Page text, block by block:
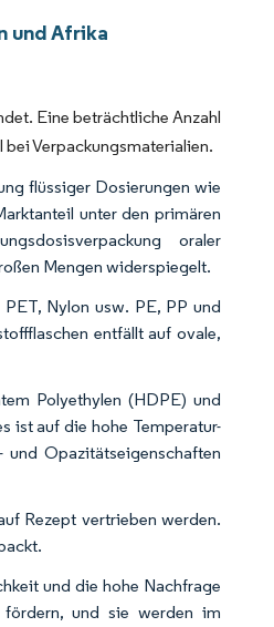
und Afrika
Eine beträchtliche Anzahl
Verpackungsmaterialien.
flüssiger Dosierungen wie
unter den primären
oraler
Mengen widerspiegelt.
Nylon usw. PE, PP und
entfällt auf ovale,
Polyethylen (HDPE) und
ist auf die hohe Temperatur-
Opazitätseigenschaften
Rezept vertrieben werden.
und die hohe Nachfrage
fördern, und sie werden im